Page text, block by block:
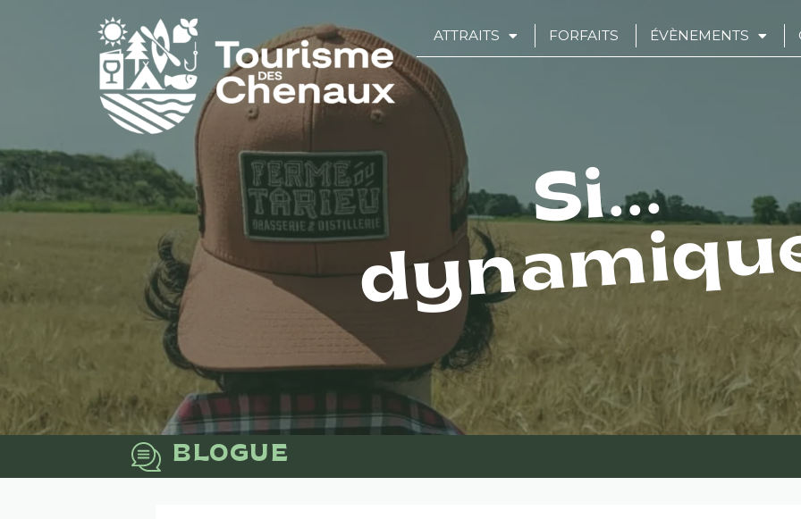
ATTRAITS FORFAITS ÉVÈNEMENTS
Si...
BLOGUE